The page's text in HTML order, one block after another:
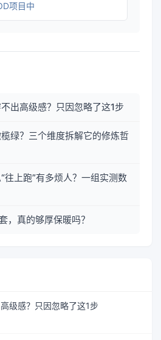
项目中
出高级感？只因忽略了这1步
绿？三个维度拆解它的修炼哲
往上跑”有多烦人？一组实测数
，真的够厚保暖吗？
级感？只因忽略了这1步